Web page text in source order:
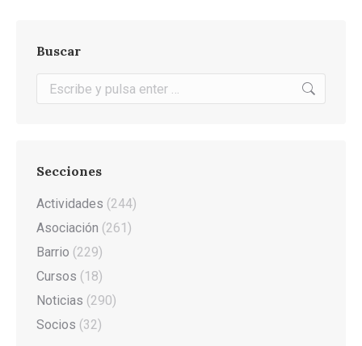
Buscar
Buscar:
Secciones
Actividades (244)
Asociación (261)
Barrio (229)
Cursos (18)
Noticias (290)
Socios (32)